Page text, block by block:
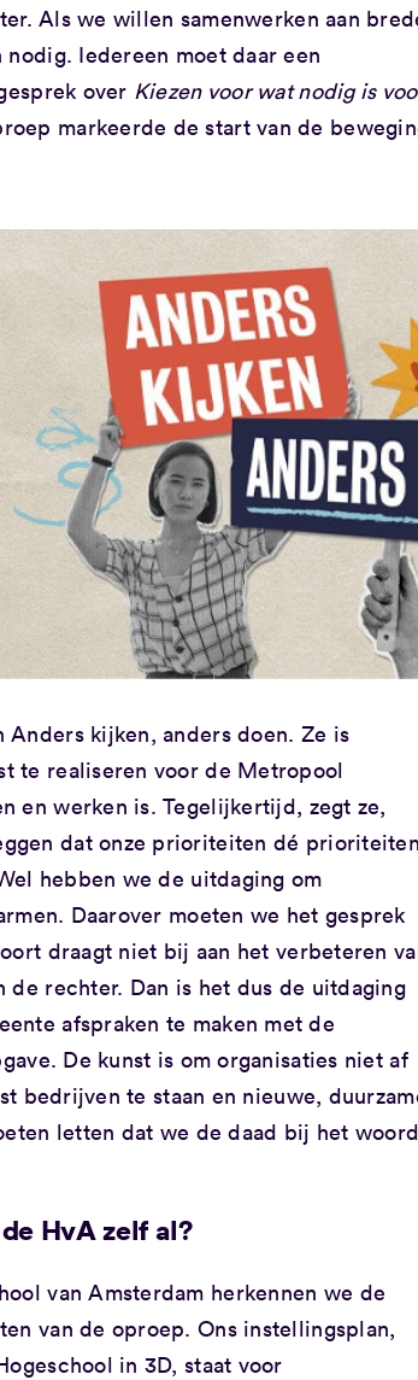
Als we willen samenwerken aan
Iedereen moet daar een
over Kiezenvoor wat nodig is
markeerde de start van de
kijken, anders doen. Ze is
te realiseren voor de Metropool
en werken is. Tegelijkertijd, zegt ze,
dat onze prioriteiten dé prioriteiten
hebben we de uitdaging om
Daarover moeten we het gesprek
draagt niet bij aan het verbeteren
de rechter. Dan is het dus de uitdaging
afspraken te maken met de
De kunst is om organisaties niet af
bedrijven te staan en nieuwe,
letten dat we de daad bij het woord
HvA zelf al?
van Amsterdam herkennen we de
van de oproep. Ons instellingsplan,
in 3D, staat voor